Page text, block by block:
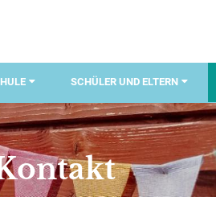
SCHÜLER UND ELTERN